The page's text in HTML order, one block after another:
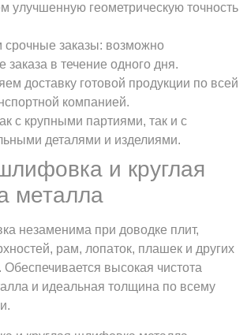
улучшенную геометрическую точность
заказы: возможно
заказа в течение одного дня.
доставку готовой продукции по всей
компанией.
с крупными партиями, так и с
деталями и изделиями.
и круглая
металла
незаменима при доводке плит,
рам, лопаток, плашек и других
Обеспечивается высокая чистота
и идеальная толщина по всему